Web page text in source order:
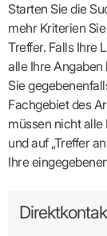
Starten Sie die
mehr Kriterien
Treffer. Falls Ihre
alle Ihre
Sie
Fachgebiet des
müssen nicht alle
und auf „Treffer
Ihre